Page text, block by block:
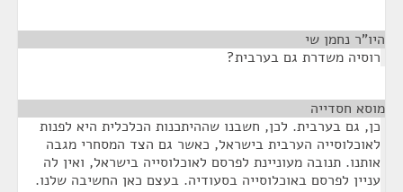
היו"ר נחמן שי
רוסיה משדרת גם בערבית?
מוסא חסדייה
כן, גם בערבית. לכן, חשבנו שההיתכנות הכלכלית היא לפנות
לאוכלוסייה הערבית בישראל, כאשר גם הצד המסחרי מגבה
אותנו. תנובה מעוניינת לפרסם לאוכלוסייה בישראל, ואין לה
עניין לפרסם באוכלוסייה בסעודיה. בעצם כאן החשיבה שלנו.